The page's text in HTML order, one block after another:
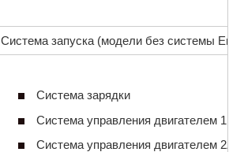
Система запуска (модели без системы
Система зарядки
Система управления двигателем
Система управления двигателем